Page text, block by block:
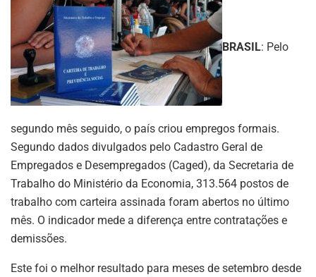
BRASIL: Pelo
segundo mês seguido, o país criou empregos formais.
Segundo dados divulgados pelo Cadastro Geral de
Empregados e Desempregados (Caged), da Secretaria de
Trabalho do Ministério da Economia, 313.564 postos de
trabalho com carteira assinada foram abertos no último
mês. O indicador mede a diferença entre contratações e
demissões.
Este foi o melhor resultado para meses de setembro desde